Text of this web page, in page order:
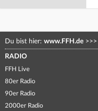
Du bist hier: www.FFH.de >>>
RADIO
FFH Live
80er Radio
90er Radio
2000er Radio